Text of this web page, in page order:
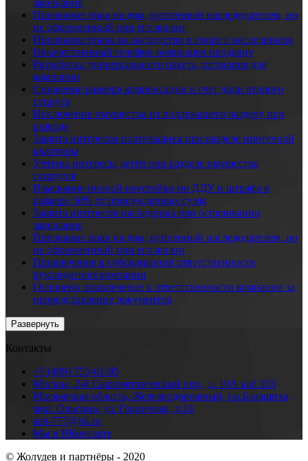
Признание прав на дом, купленный наследодателем, но
не оформленный при его жизни
Признание права на наследство в споре с наследником
Некачественный телефон возвращен продавцу
Разработка универсального пакета договоров для
компании
Снижение размера компенсации в счет доли второго
супруга
Исключение имущества из подлежащего разделу при
разводе
Защита интересов плательщика при разделе ипотечной
квартиры
Учтены интересы детей при разделе имущества
супругов
Взыскание полной неустойки по ДДУ и штрафа в
размере 50% от присужденных сумм
Защита интересов наследника при оспаривании
завещания
Признание прав на дом, купленный наследодателем, но
не оформленный при его жизни
Привлечение к субсидиарной ответственности
руководителя компании
Оспорено привлечение к ответственности компании за
непредставление документов
Развернуть
Контакты
+7 (499) 755-61-95
Москва, 2-й Сыромятнический пер., д. 10А каб.303
Московская область, Железнодорожный, г.о.Балашиха,
мкр. Ольгино, ул. Граничная, д.18
azh-777@bk.ru
Мы в ВКонтакте
© Жолудев и партнёры - 2020